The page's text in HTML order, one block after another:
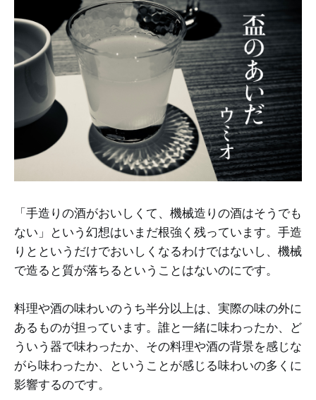
「手造りの酒がおいしくて、機械造りの酒はそうでも
ない」という幻想はいまだ根強く残っています。手造
りとというだけでおいしくなるわけではないし、機械
で造ると質が落ちるということはないのにです。
料理や酒の味わいのうち半分以上は、実際の味の外に
あるものが担っています。誰と一緒に味わったか、ど
ういう器で味わったか、その料理や酒の背景を感じな
がら味わったか、ということが感じる味わいの多くに
影響するのです。